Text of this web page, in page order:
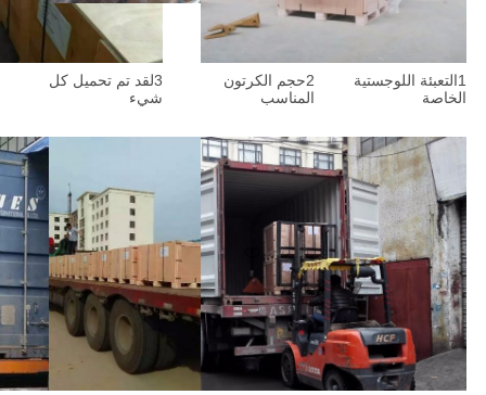
1التعبئة اللوجستية
الخاصة
2حجم الكرتون
المناسب
3لقد تم تحميل كل
شيء